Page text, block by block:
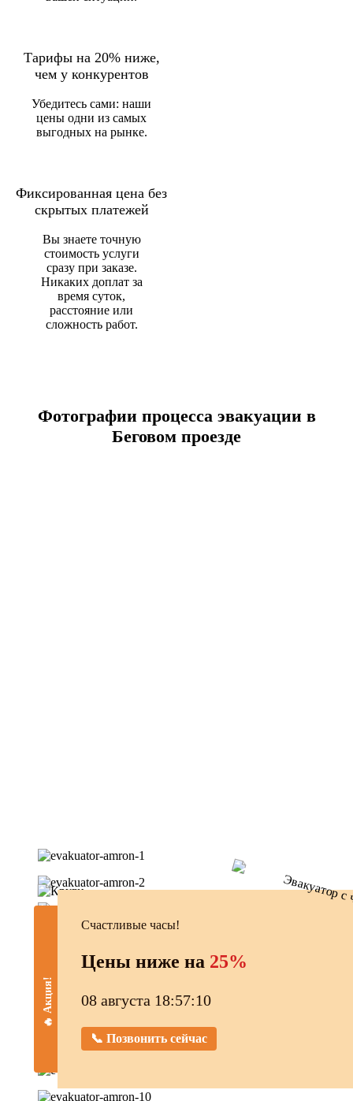
🔥 Акция!
Счастливые часы!
Цены ниже на 25%
08 августа 18:57:11
📞 Позвонить сейчас
Тарифы на 20% ниже,
чем у конкурентов
Убедитесь сами: наши
цены одни из самых
выгодных на рынке.
Фиксированная цена без
скрытых платежей
Вы знаете точную
стоимость услуги
сразу при заказе.
Никаких доплат за
время суток,
расстояние или
сложность работ.
Фотографии процесса эвакуации в
Беговом проезде